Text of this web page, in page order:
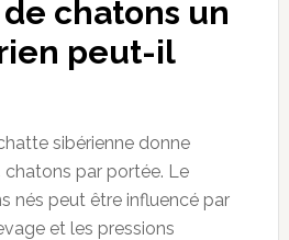
chatons un
peut-il
sibérienne donne
chatons par portée. Le
nés peut être influencé par
et les pressions